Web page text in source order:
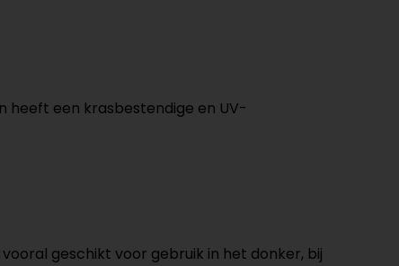
heeft een krasbestendige en UV-
geschikt voor gebruik in het donker, bij